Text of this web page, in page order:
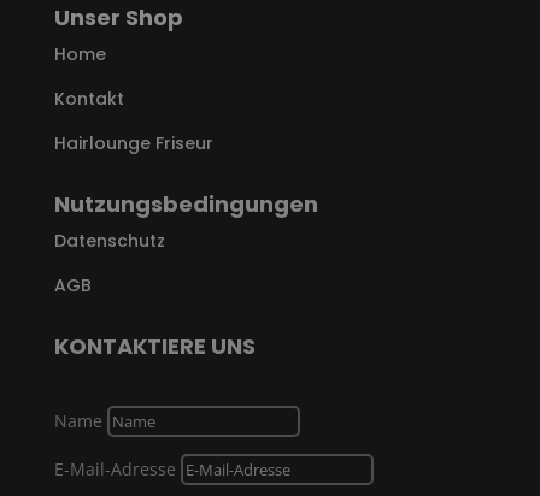
Unser Shop
Home
Kontakt
Hairlounge Friseur
Nutzungsbedingungen
Datenschutz
AGB
KONTAKTIERE UNS
Name
E-Mail-Adresse